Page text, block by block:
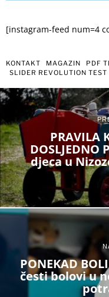
[instagram-feed num=4
KONTAKT MAGAZIN PDF
SLIDER REVOLUTION TEST
PRAVILA
DOSLJEDNO
djeca u
PONEKAD
česti bolovi u